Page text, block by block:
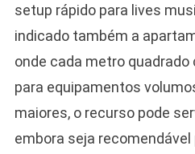
setup rápido para lives
indicado também a
onde cada metro
para equipamentos
maiores, o recurso pode
embora seja recomendável